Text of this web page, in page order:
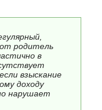
родитель
в
взыскание
доходу
нарушает